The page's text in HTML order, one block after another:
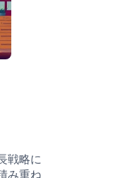
戦略に
み重ね